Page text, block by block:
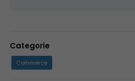
Categorie
Commerce